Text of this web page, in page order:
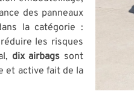
des panneaux
la catégorie :
les risques
dix airbags sont
et active fait de la